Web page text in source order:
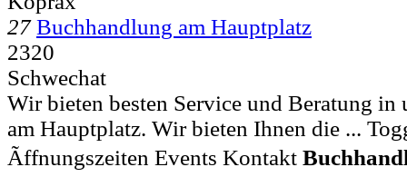
27 Buchhandlung am Hauptplatz
2320
Schwechat
Wir bieten besten Service und Beratung in
am Hauptplatz. Wir bieten Ihnen die ...
Ãffnungszeiten Events Kontakt